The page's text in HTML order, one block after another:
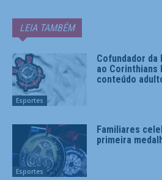
LEIA TAMBÉM
Esportes
Cofundador
ao Corinthians
conteúdo
Esportes
Familiares
primeira